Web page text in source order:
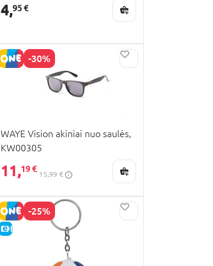
4,95 €
-30%
WAYE Vision akiniai nuo saulės,
KW00305
11,19 €
15,99 €
-25%
E-KAINA